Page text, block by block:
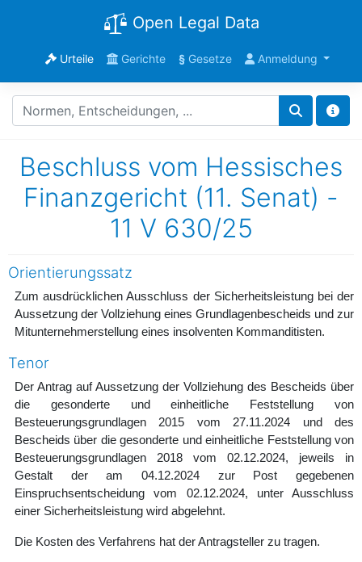
Open Legal Data
Urteile Gerichte §Gesetze Anmeldung
Beschluss vom Hessisches
Finanzgericht (11. Senat) -
11 V 630/25
Orientierungssatz
Zum ausdrücklichen Ausschluss der Sicherheitsleistung bei der
Aussetzung der Vollziehung eines Grundlagenbescheids und zur
Mitunternehmerstellung eines insolventen Kommanditisten.
Tenor
Der Antrag auf Aussetzung der Vollziehung des Bescheids über
die gesonderte und einheitliche Feststellung von
Besteuerungsgrundlagen 2015 vom 27.11.2024 und des
Bescheids über die gesonderte und einheitliche Feststellung von
Besteuerungsgrundlagen 2018 vom 02.12.2024, jeweils in
Gestalt der am 04.12.2024 zur Post gegebenen
Einspruchsentscheidung vom 02.12.2024, unter Ausschluss
einer Sicherheitsleistung wird abgelehnt.
Die Kosten des Verfahrens hat der Antragsteller zu tragen.